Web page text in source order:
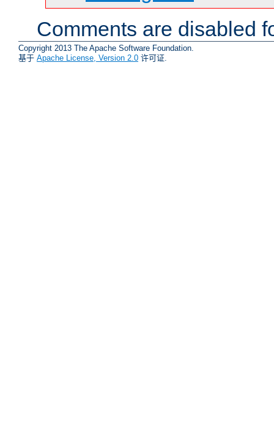
Comments are disabled
Copyright 2013 The Apache Software Foundation.
基于 Apache License, Version 2.0 许可证.